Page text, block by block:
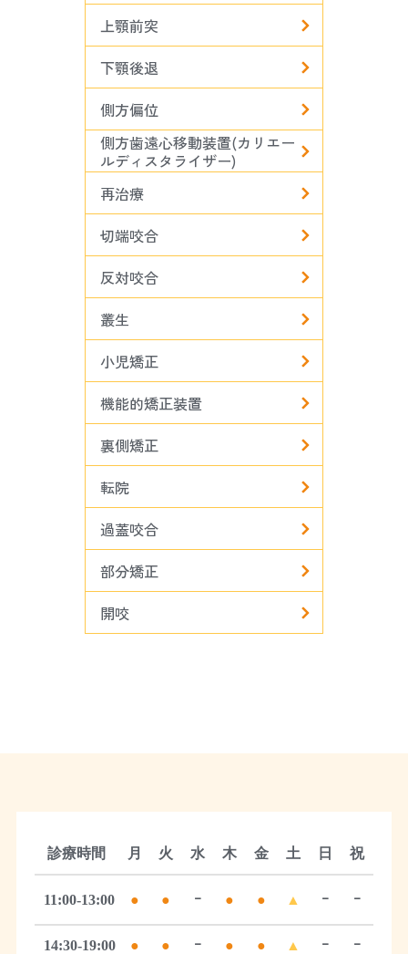
上顎前突
下顎後退
側方偏位
側方歯遠心移動装置(カリエー
ルディスタライザー)
再治療
切端咬合
反対咬合
叢生
小児矯正
機能的矯正装置
裏側矯正
転院
過蓋咬合
部分矯正
開咬
診療時間 月 火 水 木 金 土 日 祝
11:00-13:00 ● ● ｰ ● ● ▲ ｰ ｰ
14:30-19:00 ● ● ｰ ● ● ▲ ｰ ｰ